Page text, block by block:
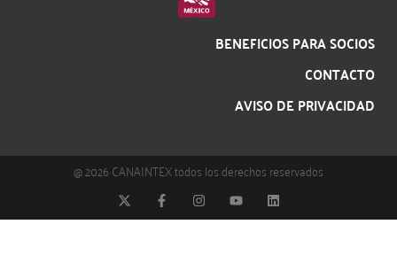
BENEFICIOS PARA SOCIOS
CONTACTO
AVISO DE PRIVACIDAD
@ 2026 CANAINTEX todos los derechos reservados